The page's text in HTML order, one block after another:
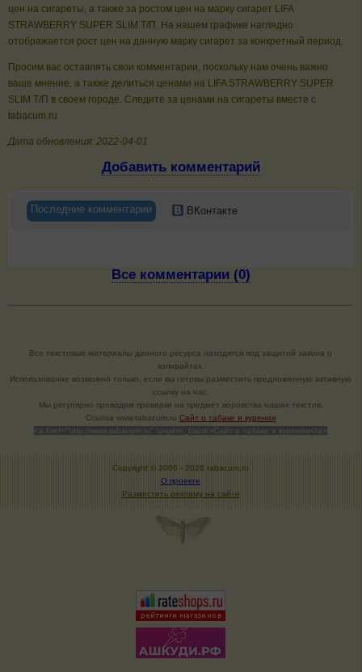
цен на сигареты, а также за ростом цен на марку сигарет LIFA
STRAWBERRY SUPER SLIM Т/П. На нашем графике наглядно
отображается рост цен на данную марку сигарет за конкретный период.
Просим вас оставлять свои комментарии, поскольку нам очень важно
ваше мнение, а также делиться ценами на LIFA STRAWBERRY SUPER
SLIM Т/П в своем городе. Следите за ценами на сигареты вместе с
tabacum.ru
Дата обновления: 2022-04-01
Добавить комментарий
Последние комментарии ВКонтакте
Все комментарии (0)
Все текстовые материалы данного ресурса находятся под защитой закона о
копирайтах.
Использование возможно только, если вы готовы разместить предложенную активную
ссылку на нас.
Мы регулярно проводим проверки на предмет воровства наших текстов.
Cсылка www.tabacum.ru Сайт о табаке и курении
<a href="http://www.tabacum.ru" target=_blank>Сайт о табаке и курении</a>
Copyright © 2006 - 2026 tabacum.ru
О проекте
Разместить рекламу на сайте